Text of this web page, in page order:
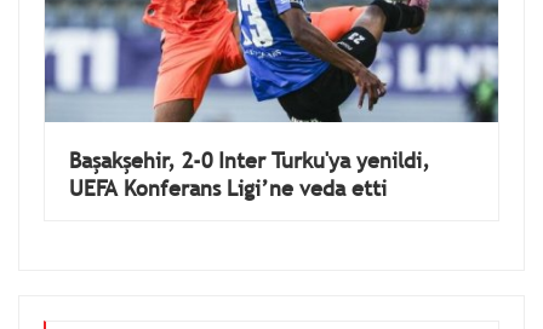
Başakşehir, 2-0 Inter Turku'ya yenildi,
UEFA Konferans Ligi’ne veda etti